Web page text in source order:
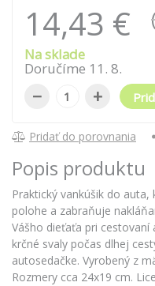
14,43 €
Na sklade
Doručíme 11 . 8.
− +
Pridať do porovnania
Popis produktu
Praktický vankúšik do
polohe a zabraňuje
Vášho dieťaťa pri
krčné svaly počas dlhej
autosedačke. Vyrobený z
Rozmery cca 24x19 cm.